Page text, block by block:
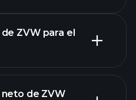
ZVW para el
neto de ZVW